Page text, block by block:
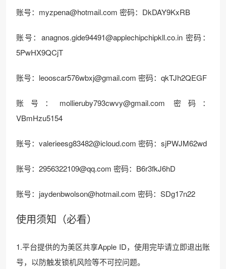
账号： myzpena@hotmail.com 密码：DkDAY9KxRB
账号： anagnos.gide94491@applechipchipkll.co.in 密码：
5PwHX9QCjT
账号： leooscar576wbxj@gmail.com 密码：qkTJh2QEGF
账号： mollieruby793cwvy@gmail.com 密码：
VBmHzu5154
账号： valerieesg83482@icloud.com 密码：sjPWJM62wd
账号： 2956322109@qq.com 密码：B6r3fkJ6hD
账号： jaydenbwolson@hotmail.com 密码：SDg17n22
使用须知（必看）
1.平台提供的为美区共享Apple ID，使用完毕请立即退出账
号，以防触发锁机风险等不可控问题。